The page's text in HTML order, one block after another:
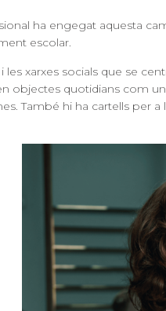
ha engegat aquesta
escolar.
xarxes socials que se
objectes quotidians com
També hi ha cartells per